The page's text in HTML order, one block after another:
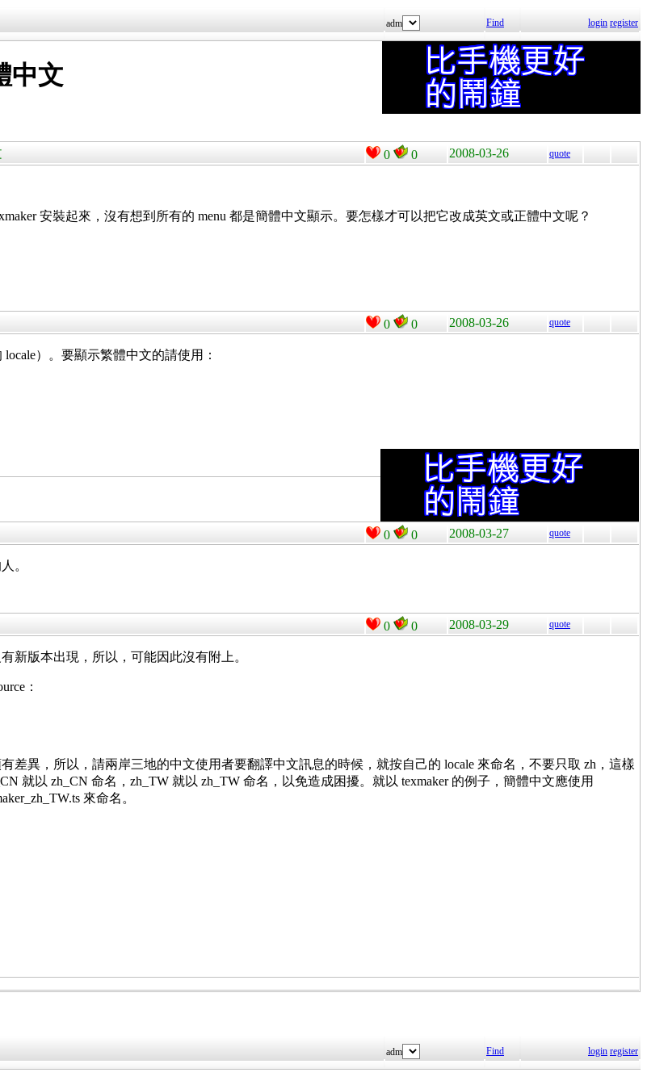
adm Find login register
中文
0 0 2008-03-26 quote
安裝起來，沒有想到所有的 menu 都是簡體中文顯示。要怎樣才可以把它改成英文或正體中文呢？
0 0 2008-03-26 quote
）。要顯示繁體中文的請使用：
0 0 2008-03-27 quote
。
0 0 2008-03-29 quote
新版本出現，所以，可能因此沒有附上。
：
差異，所以，請兩岸三地的中文使用者要翻譯中文訊息的時候，就按自己的 locale 來命名，不要只取 zh，這樣
就以 zh_CN 命名，zh_TW 就以 zh_TW 命名，以免造成困擾。就以 texmaker 的例子，簡體中文應使用
來命名。
adm Find login register